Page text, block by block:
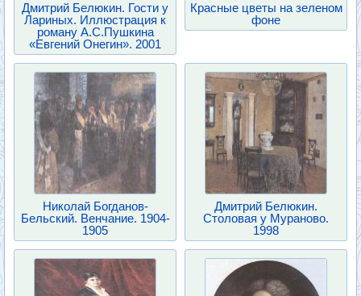
Дмитрий Белюкин. Гости у
Лариных. Иллюстрация к
роману А.С.Пушкина
«Евгений Онегин». 2001
Красные цветы на зеленом
фоне
Николай Богданов-
Бельский. Венчание. 1904-
1905
Дмитрий Белюкин.
Столовая у Мураново.
1998